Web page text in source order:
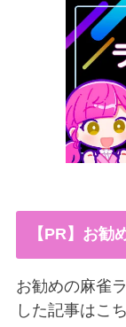
【PR】お勧
お勧めの麻雀
した記事はこ